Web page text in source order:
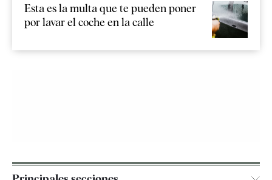
Esta es la multa que te pueden poner
por lavar el coche en la calle